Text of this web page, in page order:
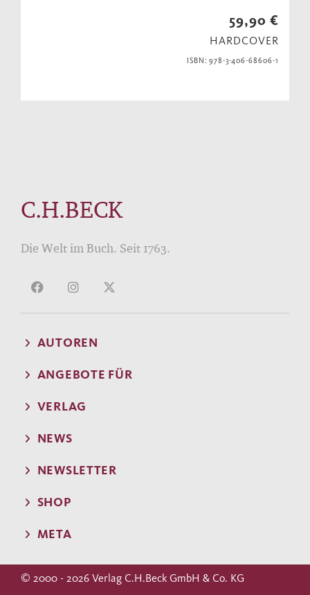
59,90 €
HARDCOVER
ISBN: 978-3-406-68606-1
C.H.BECK
Die Welt im Buch. Seit 1763.
AUTOREN
ANGEBOTE FÜR
VERLAG
NEWS
NEWSLETTER
SHOP
META
© 2000 - 2026 Verlag C.H.Beck GmbH & Co. KG